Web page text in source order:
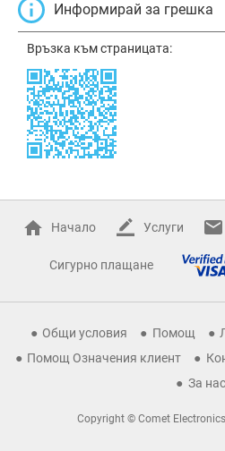
Информирай за грешка
Връзка към страницата:
Начало Услуги
Сигурно плащане
Общи условия Помощ
Помощ Означения клиент
За нас
Copyright © Comet